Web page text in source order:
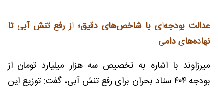
عدالت بودجه‌ای با شاخص‌های دقیق؛ از رفع تنش آبی تا
نهاده‌های دامی
میرزاوند با اشاره به تخصیص سه هزار میلیارد تومان از
بودجه ۴۰۴ ستاد بحران برای رفع تنش آبی، گفت: توزیع این